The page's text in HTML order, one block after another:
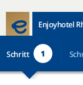
Enjoyhotel
Schritt 1